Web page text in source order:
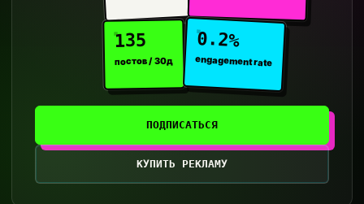
135
постов / 30д
0.2%
engagement rate
ПОДПИСАТЬСЯ
КУПИТЬ РЕКЛАМУ